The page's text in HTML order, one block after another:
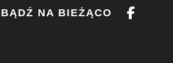
BĄDŹ NA BIEŻĄCO